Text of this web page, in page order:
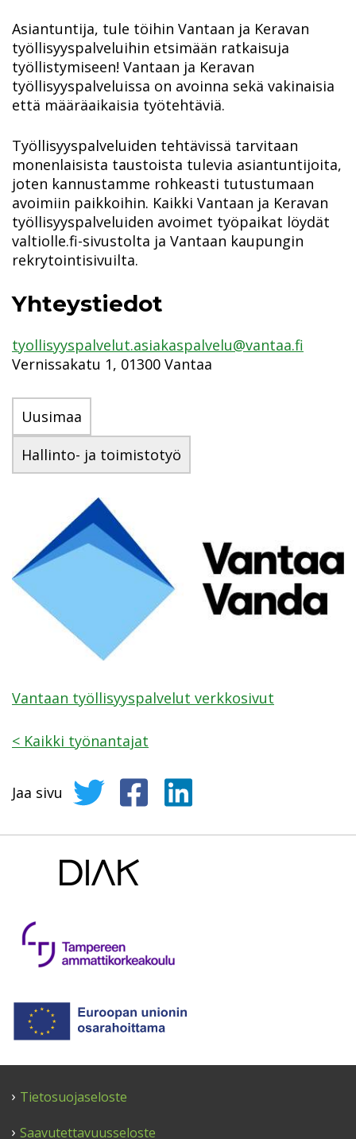
Asiantuntija, tule töihin Vantaan ja Keravan
työllisyyspalveluihin etsimään ratkaisuja
työllistymiseen! Vantaan ja Keravan
työllisyyspalveluissa on avoinna sekä vakinaisia
että määräaikaisia työtehtäviä.
Työllisyyspalveluiden tehtävissä tarvitaan
monenlaisista taustoista tulevia asiantuntijoita,
joten kannustamme rohkeasti tutustumaan
avoimiin paikkoihin. Kaikki Vantaan ja Keravan
työllisyyspalveluiden avoimet työpaikat löydät
valtiolle.fi-sivustolta ja Vantaan kaupungin
rekrytointisivuilta.
Yhteystiedot
tyollisyyspalvelut.asiakaspalvelu@vantaa.fi
Vernissakatu 1, 01300 Vantaa
Uusimaa
Hallinto- ja toimistotyö
Vantaan työllisyyspalvelut verkkosivut
< Kaikki työnantajat
Jaa sivu Jaa sivu Twitterissä
Jaa sivu Facebookissa
Jaa sivu LinkedInissä
Tietosuojaseloste
Saavutettavuusseloste